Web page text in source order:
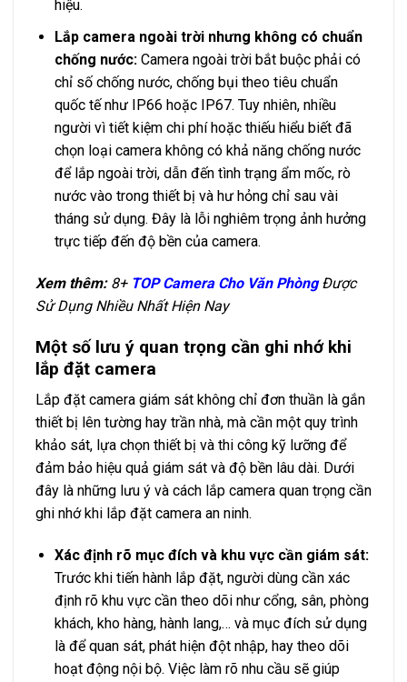
hiệu.
Lắp camera ngoài trời nhưng không có chuẩn
chống nước:Camera ngoài trời bắt buộc phải có
chỉ số chống nước, chống bụi theo tiêu chuẩn
quốc tế như IP66 hoặc IP67. Tuy nhiên, nhiều
người vì tiết kiệm chi phí hoặc thiếu hiểu biết đã
chọn loại camera không có khả năng chống nước
để lắp ngoài trời, dẫn đến tình trạng ẩm mốc, rò
nước vào trong thiết bị và hư hỏng chỉ sau vài
tháng sử dụng. Đây là lỗi nghiêm trọng ảnh hưởng
trực tiếp đến độ bền của camera.
Xem thêm: 8+ TOP Camera Cho Văn Phòng Được
Sử Dụng Nhiều Nhất Hiện Nay
Một số lưu ý quan trọng cần ghi nhớ khi
lắp đặt camera
Lắp đặt camera giám sát không chỉ đơn thuần là gắn
thiết bị lên tường hay trần nhà, mà cần một quy trình
khảo sát, lựa chọn thiết bị và thi công kỹ lưỡng để
đảm bảo hiệu quả giám sát và độ bền lâu dài. Dưới
đây là những lưu ý và cách lắp camera quan trọng cần
ghi nhớ khi lắp đặt camera an ninh.
Xác định rõ mục đích và khu vực cần giám sát:
Trước khi tiến hành lắp đặt, người dùng cần xác
định rõ khu vực cần theo dõi như cổng, sân, phòng
khách, kho hàng, hành lang,… và mục đích sử dụng
là để quan sát, phát hiện đột nhập, hay theo dõi
hoạt động nội bộ. Việc làm rõ nhu cầu sẽ giúp